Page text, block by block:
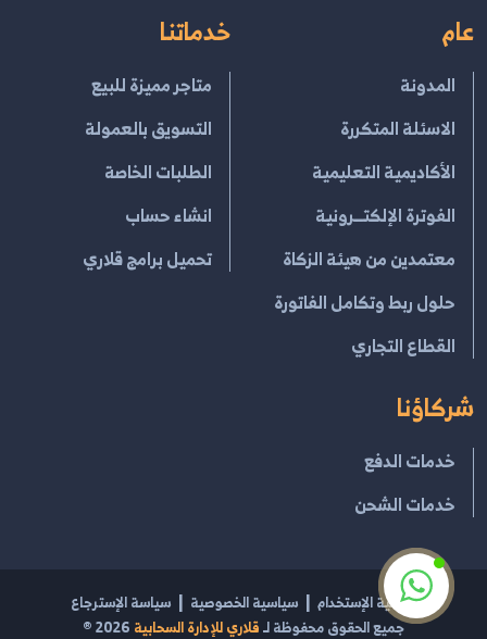
عام
المدونة
الاسئلة المتكررة
الأكاديمية التعليمية
الفوترة الإلكتــرونية
معتمدين من هيئة الزكاة
حلول ربط وتكامل الفاتورة
القطاع التجاري
خدماتنا
متاجر مميزة للبيع
التسويق بالعمولة
الطلبات الخاصة
انشاء حساب
تحميل برامج قلاري
شركاؤنا
خدمات الدفع
خدمات الشحن
إتفاقية الإستخدام سياسية الخصوصية
سياسة الإسترجاع
جميع الحقوق محفوظة لـقلاري للإدارة السحابية 2026
®